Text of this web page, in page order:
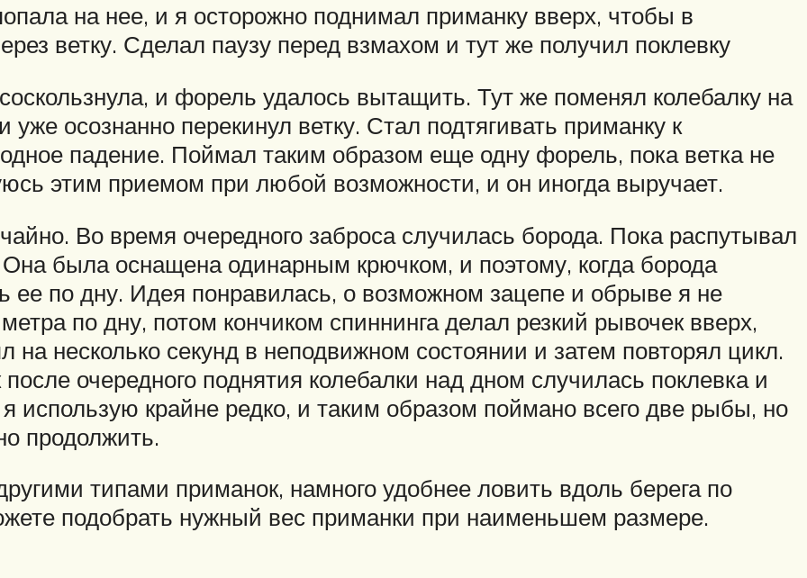
на нее, и я осторожно поднимал приманку вверх, чтобы в
ветку. Сделал паузу перед взмахом и тут же получил поклевку
и форель удалось вытащить. Тут же поменял колебалку на
осознанно перекинул ветку. Стал подтягивать приманку к
падение. Поймал таким образом еще одну форель, пока ветка не
этим приемом при любой возможности, и он иногда выручает.
Во время очередного заброса случилась борода. Пока распутывал
Она была оснащена одинарным крючком, и поэтому, когда борода
ее по дну. Идея понравилась, о возможном зацепе и обрыве я не
по дну, потом кончиком спиннинга делал резкий рывочек вверх,
на несколько секунд в неподвижном состоянии и затем повторял цикл.
очередного поднятия колебалки над дном случилась поклевка и
использую крайне редко, и таким образом поймано всего две рыбы, но
продолжить.
типами приманок, намного удобнее ловить вдоль берега по
подобрать нужный вес приманки при наименьшем размере.